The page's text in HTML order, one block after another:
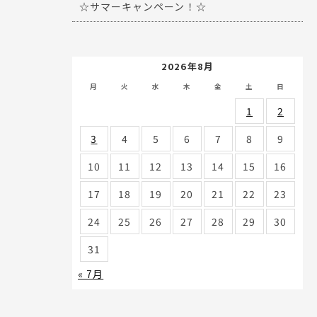
☆サマーキャンペーン！☆
2026年8月
月 火 水 木 金 土 日
1
2
3
4 5 6 7 8
9
10
11 12 13 14 15
16
17
18 19 20 21 22
23
24
25 26 27 28 29
30
31
« 7月